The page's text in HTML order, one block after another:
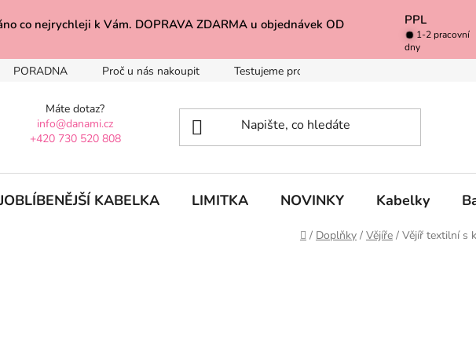
co nejrychleji k Vám. DOPRAVA ZDARMA u objednávek OD
PPL
1-2 pracovní
dny
PORADNA Proč u nás nakoupit Testujeme pro Vás
Máte dotaz?
info@danami.cz
+420 730 520 808
KABELKA LIMITKA NOVINKY Kabelky
Domů
/ Doplňky / Vějíře / Vějíř textilní s